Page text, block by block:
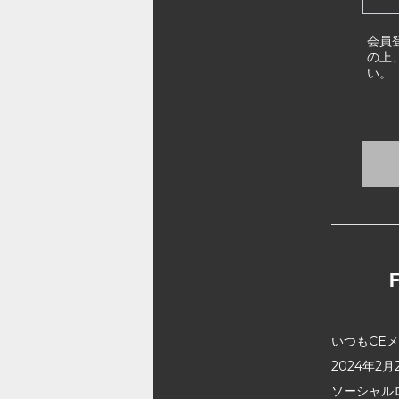
会員
の上
い。
いつもCE
2024年2月
ソーシャ